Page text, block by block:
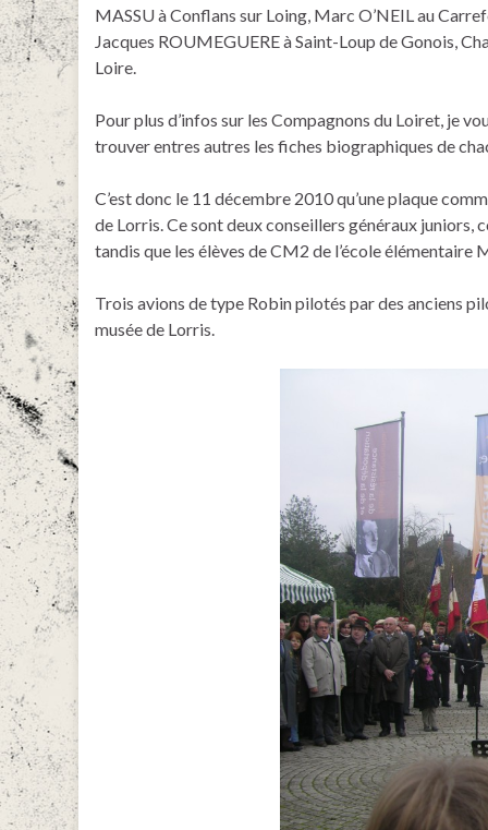
MASSU à Conflans sur Loing, Marc O’NEIL au
Jacques ROUMEGUERE à Saint-Loup de Gonois,
Loire.
Pour plus d’infos sur les Compagnons du Loiret, je
trouver entres autres les fiches biographiques de
C’est donc le 11 décembre 2010 qu’une plaque
de Lorris. Ce sont deux conseillers généraux juniors,
tandis que les élèves de CM2 de l’école
Trois avions de type Robin pilotés par des anciens
musée de Lorris.